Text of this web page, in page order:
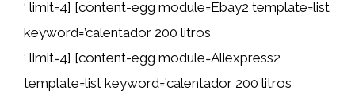
‘ limit=4] [content-egg module=Ebay2 template=list
keyword=’calentador 200 litros
‘ limit=4] [content-egg module=Aliexpress2
template=list keyword=’calentador 200 litros